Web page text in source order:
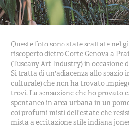
Queste foto sono state scattate nel
riscoperto dietro Corte Genova a
(Tuscany Art Industry) in occasione
Si tratta di un'adiacenza allo spazio
culturale) che non ha trovato
trovi. La sensazione che ho provato
spontaneo in area urbana in un
coi profumi misti dell'estate che
mista a eccitazione stile indiana